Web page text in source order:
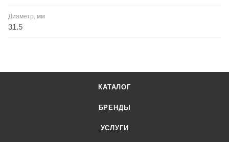
Диаметр, мм
31.5
КАТАЛОГ
БРЕНДЫ
УСЛУГИ